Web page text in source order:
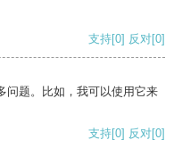
支持[0] 反对[0]
问题。比如，我可以使用它来
支持[0] 反对[0]